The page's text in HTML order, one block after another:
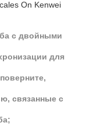
с двойными
для
связанные с